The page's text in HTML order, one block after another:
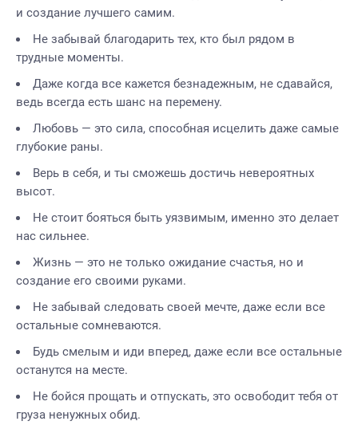
и создание лучшего самим.
Не забывай благодарить тех, кто был рядом в
трудные моменты.
Даже когда все кажется безнадежным, не сдавайся,
ведь всегда есть шанс на перемену.
Любовь — это сила, способная исцелить даже самые
глубокие раны.
Верь в себя, и ты сможешь достичь невероятных
высот.
Не стоит бояться быть уязвимым, именно это делает
нас сильнее.
Жизнь — это не только ожидание счастья, но и
создание его своими руками.
Не забывай следовать своей мечте, даже если все
остальные сомневаются.
Будь смелым и иди вперед, даже если все остальные
останутся на месте.
Не бойся прощать и отпускать, это освободит тебя от
груза ненужных обид.